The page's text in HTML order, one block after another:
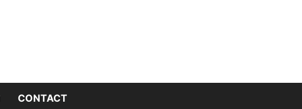
CONTACT